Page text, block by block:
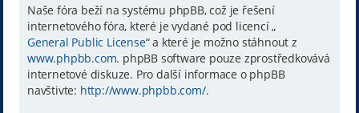
Naše fóra beží na systému phpBB, což je řešení
internetového fóra, které je vydané pod licencí „
General Public License“ a které je možno stáhnout z
www.phpbb.com. phpBB software pouze zprostředkovává
internetové diskuze. Pro další informace o phpBB
navštivte: http://www.phpbb.com/.